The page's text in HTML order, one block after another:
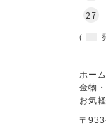
27
(
ホー
金物
お気
〒